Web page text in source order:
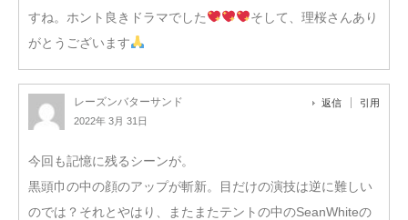
すね。ホント良きドラマでした
そして、理桜さんあり
がとうございます
レーズンバターサンド
2022年 3月 31日
返信 引用
今回も記憶に残るシーンが。
黒頭巾の中の顔のアップが斬新。目だけの演技は逆に難しい
のでは？それとやはり、またまたテントの中のSeanWhiteの